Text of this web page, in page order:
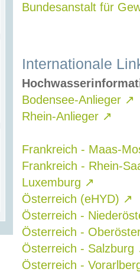
Bundesanstalt für
Internationale
Bodensee-Anlieger ↗
Rhein-Anlieger ↗
Frankreich - Maas-
Frankreich - Rhein-
Luxemburg ↗
Österreich (eHYD) ↗
Österreich -
Österreich -
Österreich - Salzburg
Österreich -